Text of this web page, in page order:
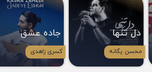
دل تنها
محسن یگانه
جاده عشق
کسری زاهدی